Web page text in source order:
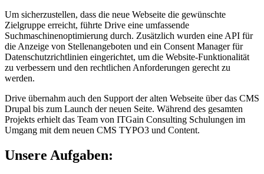
Um sicherzustellen, dass die neue Webseite die gewünschte
Zielgruppe erreicht, führte Drive eine umfassende
Suchmaschinenoptimierung durch. Zusätzlich wurden eine API für
die Anzeige von Stellenangeboten und ein Consent Manager für
Datenschutzrichtlinien eingerichtet, um die Website-Funktionalität
zu verbessern und den rechtlichen Anforderungen gerecht zu
werden.
Drive übernahm auch den Support der alten Webseite über das CMS
Drupal bis zum Launch der neuen Seite. Während des gesamten
Projekts erhielt das Team von ITGain Consulting Schulungen im
Umgang mit dem neuen CMS TYPO3 und Content.
Unsere Aufgaben: